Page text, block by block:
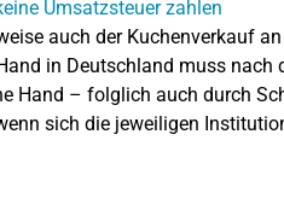
auch der Kuchenverkauf
in Deutschland muss nach
Hand – folglich auch durch
sich die jeweiligen